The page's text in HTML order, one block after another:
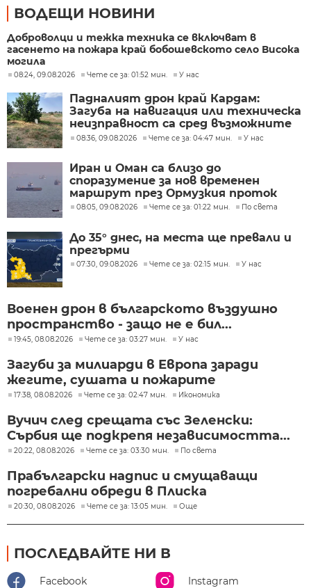
ВОДЕЩИ НОВИНИ
Доброволци и тежка техника се включват в
гасенето на пожара край бобошевското село Висока
могила
08:24, 09.08.2026 Чете се за: 01:52 мин. У нас
Падналият дрон край Кардам:
Загуба на навигация или техническа
неизправност са сред възможните
причини
08:36, 09.08.2026 Чете се за: 04:47 мин. У нас
Иран и Оман са близо до
споразумение за нов временен
маршрут през Ормузкия проток
08:05, 09.08.2026 Чете се за: 01:22 мин. По света
До 35° днес, на места ще превали и
прегърми
07:30, 09.08.2026 Чете се за: 02:15 мин. У нас
Военен дрон в българското въздушно
пространство - защо не е бил...
19:45, 08.08.2026 Чете се за: 03:27 мин. У нас
Загуби за милиарди в Европа заради
жегите, сушата и пожарите
17:38, 08.08.2026 Чете се за: 02:47 мин. Икономика
Вучич след срещата със Зеленски:
Сърбия ще подкрепя независимостта...
20:22, 08.08.2026 Чете се за: 03:30 мин. По света
Прабългарски надпис и смущаващи
погребални обреди в Плиска
20:30, 08.08.2026 Чете се за: 13:05 мин. Още
ПОСЛЕДВАЙТЕ НИ В
Facebook Instagram